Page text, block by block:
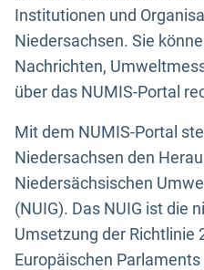
Institutionen und
Niedersachsen. Sie
Nachrichten,
über das NUMIS-Portal
Mit dem NUMIS-Portal
Niedersachsen den
Niedersächsischen
(NUIG). Das NUIG ist die
Umsetzung der Richtlinie
Europäischen